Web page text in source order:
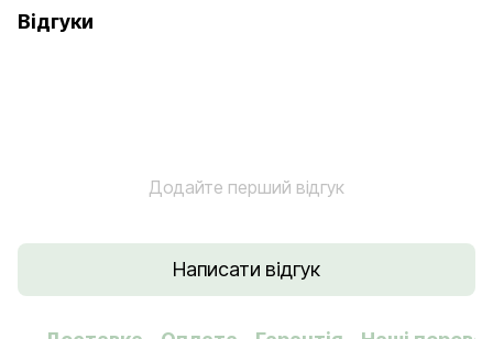
Відгуки
Додайте перший відгук
Написати відгук